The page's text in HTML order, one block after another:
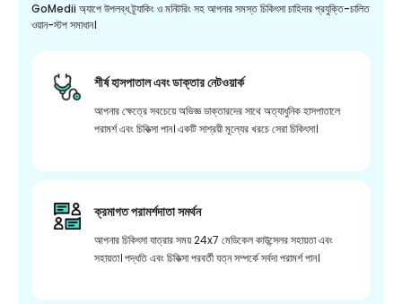
GoMedii অ্যাপে উপলব্ধ ট্র্যাকিং ও মনিটরিং সহ আপনার সমস্ত চিকিৎসা চাহিদার প্রযুক্তি-চালিত
ওয়ান-স্টপ সমাধান।
শীর্ষ হাসপাতাল এবং ডাক্তার নেটওয়ার্ক
আপনার ক্ষেত্রে সবচেয়ে অভিজ্ঞ ডাক্তারদের সাথে অত্যাধুনিক হাসপাতালে
পরামর্শ এবং চিকিত্সা পান। একটি সাশ্রয়ী মূল্যের খরচে সেরা চিকিৎসা।
ক্রমাগত পরামর্শদাতা সমর্থন
আপনার চিকিৎসা যাত্রার সময় 24x7 মেডিকেল কাউন্সেলর সহায়তা এবং
সহায়তা। পদ্ধতি এবং চিকিত্সা পরবর্তী যত্ন সম্পর্কে সর্বদা পরামর্শ পান।